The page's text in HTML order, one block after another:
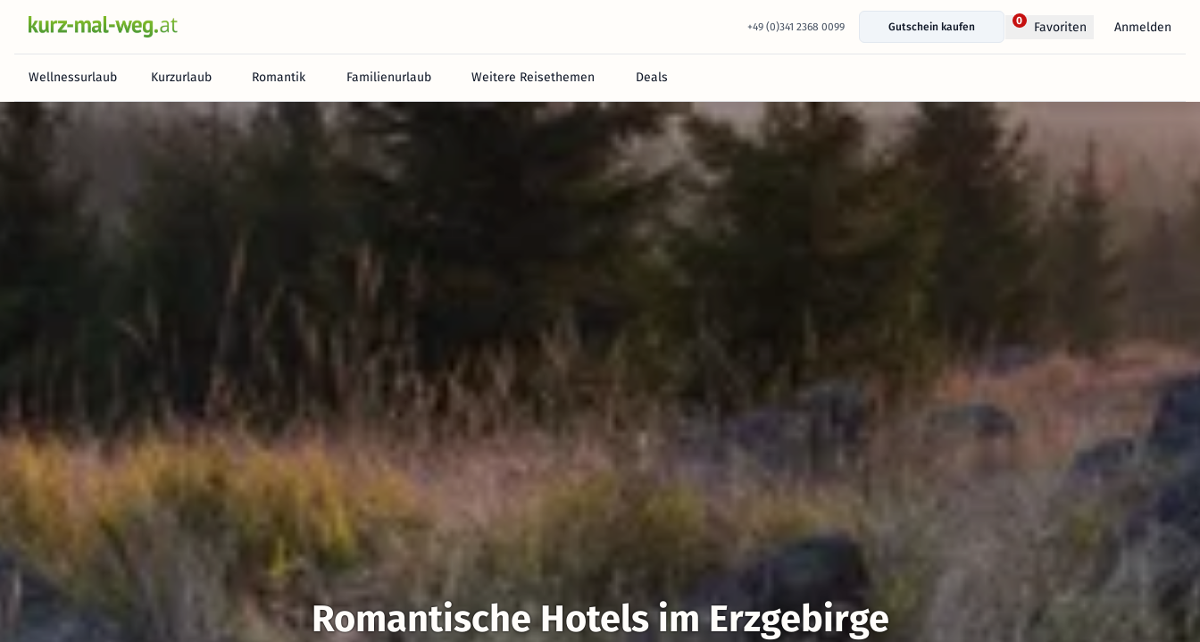
+49 (0)341 2368 0099 Gutschein kaufen
0 Favoriten Anmelden
Wellnessurlaub Kurzurlaub Romantik Familienurlaub Weitere Reisethemen Deals
Romantische Hotels im Erzgebirge